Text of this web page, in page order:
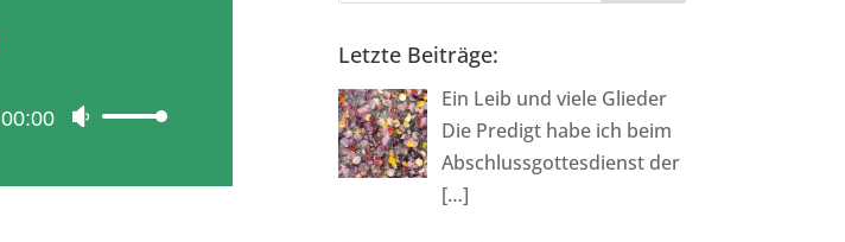
00:00
Pfeiltasten
benutzen,
Letzte Beiträge:
Ein Leib und viele Glieder
Die Predigt habe ich beim
Abschlussgottesdienst der
[…]